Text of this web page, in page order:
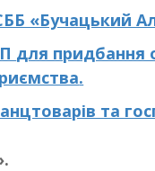
«Бучацький
для придбання
.
та
.